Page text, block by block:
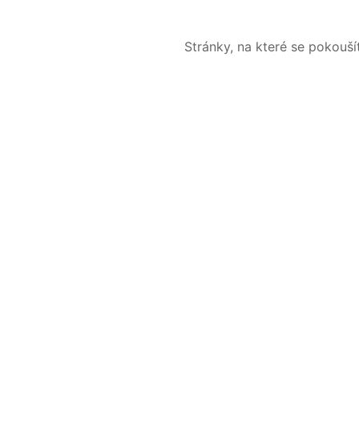
Stránky, na které se